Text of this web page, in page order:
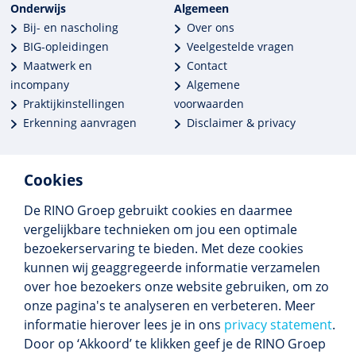
Cookies
De RINO Groep gebruikt cookies en daarmee
vergelijkbare technieken om jou een optimale
bezoekerservaring te bieden. Met deze cookies
kunnen wij geaggregeerde informatie verzamelen
over hoe bezoekers onze website gebruiken, om zo
onze pagina's te analyseren en verbeteren. Meer
informatie hierover lees je in ons privacy statement.
Door op ‘Akkoord’ te klikken geef je de RINO Groep
Onderwijs
Bij- en nascholing
BIG-opleidingen
Maatwerk en
incompany
Praktijkinstellingen
Erkenning aanvragen
Algemeen
Over ons
Veelgestelde vragen
Contact
Algemene
voorwaarden
Disclaimer & privacy
Meer dan 250 opleidingen
Alle BIG-opleidingen in huis
Cedeo-erkend en CRKBO-geregistreerd
Gemiddelde beoordeling 8,4
Volg ons